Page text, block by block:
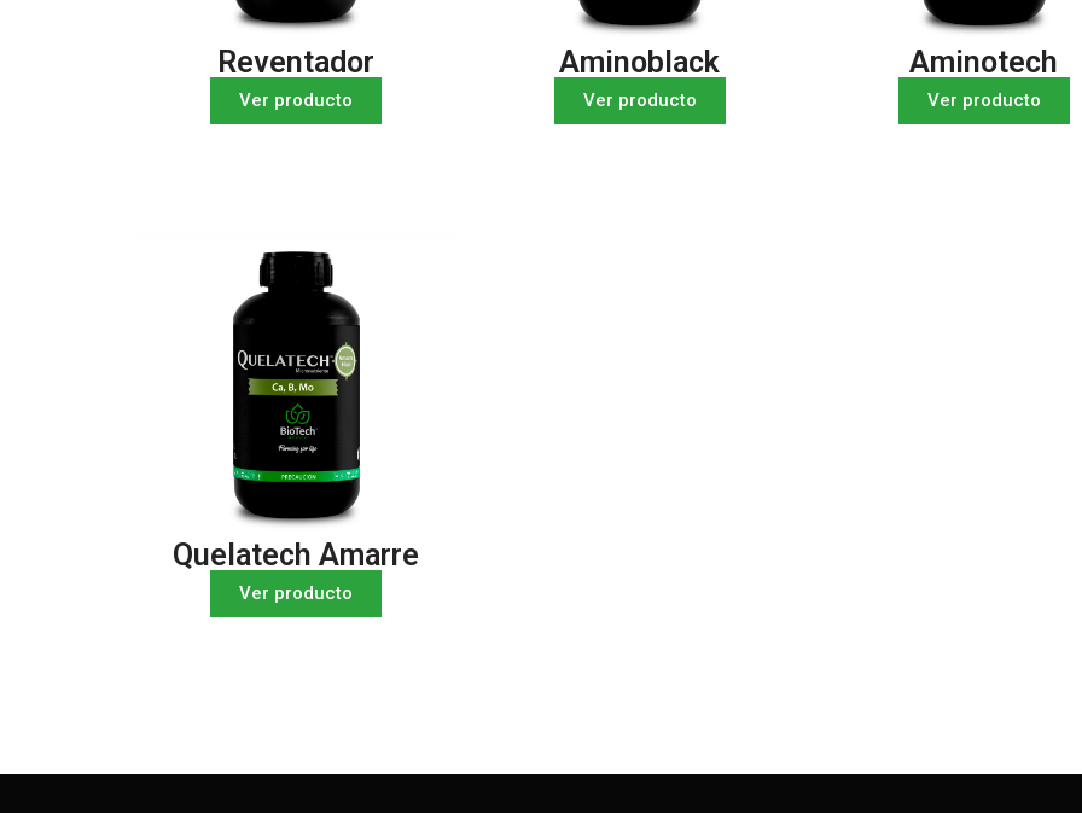
Reventador
Ver producto
Aminoblack
Ver producto
Aminotech
Ver producto
Quelatech Amarre
Ver producto